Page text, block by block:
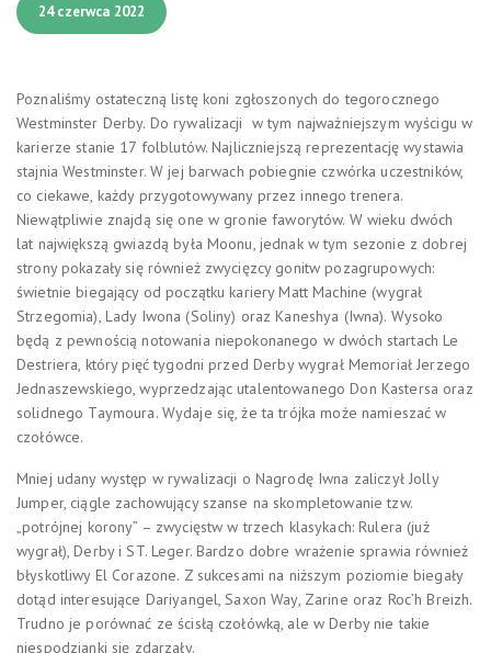
24 czerwca 2022
Poznaliśmy ostateczną listę koni zgłoszonych do tegorocznego
Westminster Derby. Do rywalizacji w tym najważniejszym wyścigu w
karierze stanie 17 folblutów. Najliczniejszą reprezentację wystawia
stajnia Westminster. W jej barwach pobiegnie czwórka uczestników,
co ciekawe, każdy przygotowywany przez innego trenera.
Niewątpliwie znajdą się one w gronie faworytów. W wieku dwóch
lat największą gwiazdą była Moonu, jednak w tym sezonie z dobrej
strony pokazały się również zwycięzcy gonitw pozagrupowych:
świetnie biegający od początku kariery Matt Machine (wygrał
Strzegomia), Lady Iwona (Soliny) oraz Kaneshya (Iwna). Wysoko
będą z pewnością notowania niepokonanego w dwóch startach Le
Destriera, który pięć tygodni przed Derby wygrał Memoriał Jerzego
Jednaszewskiego, wyprzedzając utalentowanego Don Kastersa oraz
solidnego Taymoura. Wydaje się, że ta trójka może namieszać w
czołówce.
Mniej udany występ w rywalizacji o Nagrodę Iwna zaliczył Jolly
Jumper, ciągle zachowujący szanse na skompletowanie tzw.
„potrójnej korony” – zwycięstw w trzech klasykach: Rulera (już
wygrał), Derby i ST. Leger. Bardzo dobre wrażenie sprawia również
błyskotliwy El Corazone. Z sukcesami na niższym poziomie biegały
dotąd interesujące Dariyangel, Saxon Way, Zarine oraz Roc’h Breizh.
Trudno je porównać ze ścisłą czołówką, ale w Derby nie takie
niespodzianki się zdarzały.